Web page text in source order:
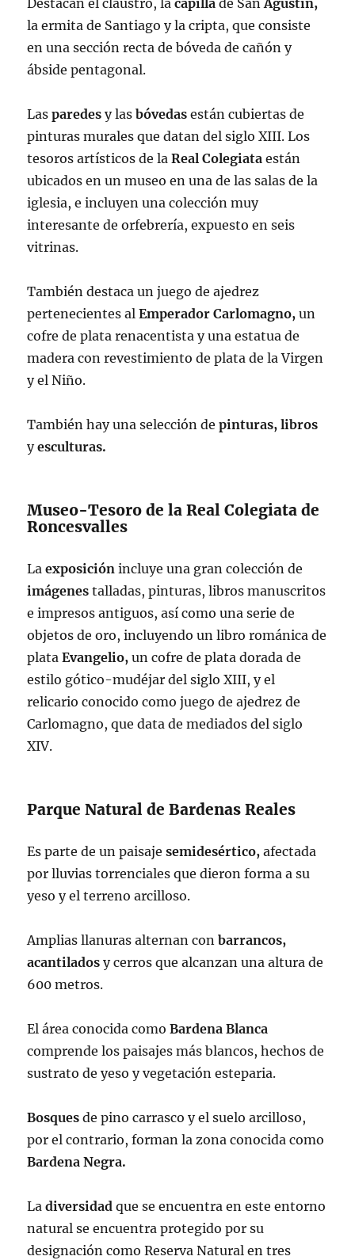
Destacan el claustro, lacapilla de SanAgustín,
la ermita de Santiago y la cripta, que consiste
en una sección recta de bóveda de cañón y
ábside pentagonal.
Lasparedes y lasbóvedas están cubiertas de
pinturas murales que datan del siglo XIII. Los
tesoros artísticos de laReal Colegiata están
ubicados en un museo en una de las salas de la
iglesia, e incluyen una colección muy
interesante de orfebrería, expuesto en seis
vitrinas.
También destaca un juego de ajedrez
pertenecientes alEmperador Carlomagno, un
cofre de plata renacentista y una estatua de
madera con revestimiento de plata de la Virgen
y el Niño.
También hay una selección depinturas, libros
yesculturas.
Museo-Tesoro de la Real Colegiata de
Roncesvalles
Laexposición incluye una gran colección de
imágenes talladas, pinturas, libros manuscritos
e impresos antiguos, así como una serie de
objetos de oro, incluyendo un libro románica de
plataEvangelio, un cofre de plata dorada de
estilo gótico-mudéjar del siglo XIII, y el
relicario conocido como juego de ajedrez de
Carlomagno, que data de mediados del siglo
XIV.
Parque Natural de Bardenas Reales
Es parte de un paisajesemidesértico, afectada
por lluvias torrenciales que dieron forma a su
yeso y el terreno arcilloso.
Amplias llanuras alternan conbarrancos,
acantilados y cerros que alcanzan una altura de
600 metros.
El área conocida comoBardena Blanca
comprende los paisajes más blancos, hechos de
sustrato de yeso y vegetación esteparia.
Bosques de pino carrasco y el suelo arcilloso,
por el contrario, forman la zona conocida como
Bardena Negra.
Ladiversidad que se encuentra en este entorno
natural se encuentra protegido por su
designación como Reserva Natural en tres